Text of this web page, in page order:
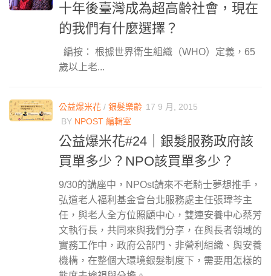
十年後臺灣成為超高齡社會，現在
的我們有什麼選擇？
編按： 根據世界衛生組織（WHO）定義，65
歲以上老...
公益爆米花 / 銀髮樂齡 17 9 月, 2015
BY NPOST 編輯室
公益爆米花#24｜銀髮服務政府該
買單多少？NPO該買單多少？
9/30的講座中，NPOst請來不老騎士夢想推手，
弘道老人福利基金會台北服務處主任張瑋芩主
任，與老人全方位照顧中心，雙連安養中心蔡芳
文執行長，共同來與我們分享，在與長者領域的
實務工作中，政府公部門、非營利組織、與安養
機構，在整個大環境銀髮制度下，需要用怎樣的